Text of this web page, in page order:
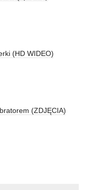
(HD WIDEO)
(ZDJĘCIA)